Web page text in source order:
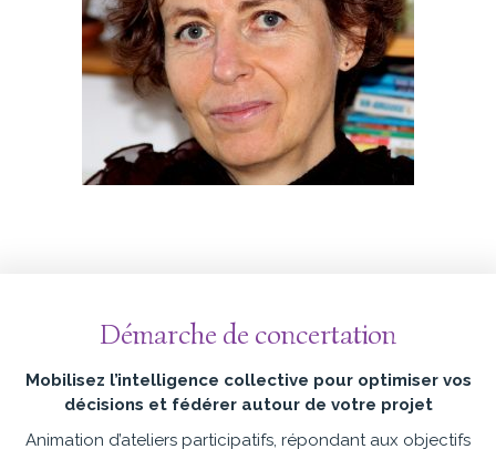
Démarche de concertation
Mobilisez l’intelligence collective pour optimiser vos
décisions et fédérer autour de votre projet
Animation d’ateliers participatifs, répondant aux objectifs